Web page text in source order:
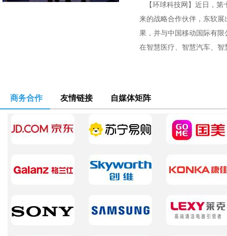
【环球科技网】近日，第
来的战略合作伙伴，东软
果，并与中国移动国际有
在智慧医疗、智慧汽车、
商务合作 友情链接 自媒体矩阵